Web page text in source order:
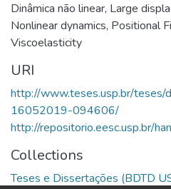
Dinâmica não linear, Large
Nonlinear dynamics, Positional
Viscoelasticity
URI
http://www.teses.usp.br/
16052019-094606/
http://repositorio.eesc.usp.br/
Collections
Teses e Dissertações (BDTD